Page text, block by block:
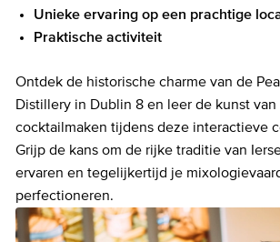
Unieke ervaring op een prachtige
Praktische activiteit
Ontdek de historische charme van de
Distillery in Dublin 8 en leer de kunst van
cocktailmaken tijdens deze interactieve
Grijp de kans om de rijke traditie van
ervaren en tegelijkertijd je
perfectioneren.